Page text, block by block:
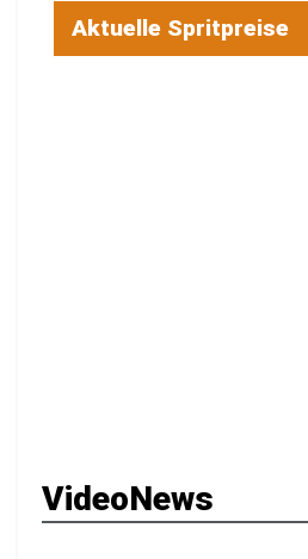
Aktuelle Spritpreise
VideoNews